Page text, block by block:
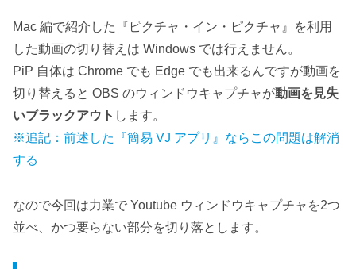
Mac 編で紹介した『ピクチャ・イン・ピクチャ』を利用
した動画の切り替えは Windows では行えません。
PiP 自体は Chrome でも Edge でも出来るんですが動画を
切り替えると OBS のウィンドウキャプチャが動画を見失
いブラックアウト します。
※追記：前述した『簡易 VJ アプリ』ならこの問題は解消
する
なので今回は力業で Youtube ウィンドウキャプチャを2つ
並べ、かつ要らない部分を切り落とします。